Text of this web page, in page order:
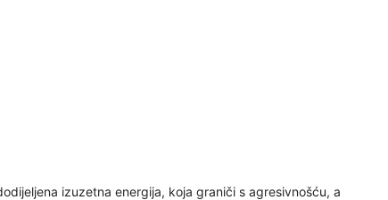
izuzetna energija, koja graniči s agresivnošću, a